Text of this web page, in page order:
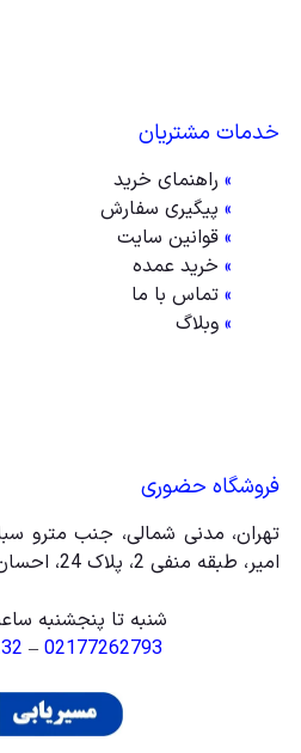
خدمات مشتریان
» راهنمای خرید
» پیگیری سفارش
» قوانین سایت
» خرید عمده
» تماس با ما
» وبلاگ
فروشگاه حضوری
تهران، مدنی شمالی، جنب مترو
امیر، طبقه منفی 2، پلاک 24، احسان مارکت
شنبه تا پنجشنبه ساعت 11
02177262793
–